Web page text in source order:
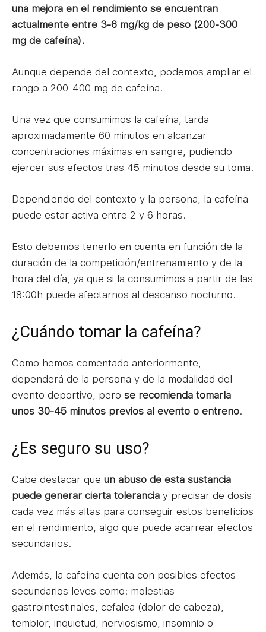
una mejora en el rendimiento se encuentran
actualmente entre 3-6 mg/kg de peso (200-300
mg de cafeína).
Aunque depende del contexto, podemos ampliar el
rango a 200-400 mg de cafeína.
Una vez que consumimos la cafeína, tarda
aproximadamente 60 minutos en alcanzar
concentraciones máximas en sangre, pudiendo
ejercer sus efectos tras 45 minutos desde su toma.
Dependiendo del contexto y la persona, la cafeína
puede estar activa entre 2 y 6 horas.
Esto debemos tenerlo en cuenta en función de la
duración de la competición/entrenamiento y de la
hora del día, ya que si la consumimos a partir de las
18:00h puede afectarnos al descanso nocturno.
¿Cuándo tomar la cafeína?
Como hemos comentado anteriormente,
dependerá de la persona y de la modalidad del
evento deportivo, pero se recomienda tomarla
unos 30-45 minutos previos al evento o entreno.
¿Es seguro su uso?
Cabe destacar que un abuso de esta sustancia
puede generar cierta tolerancia y precisar de dosis
cada vez más altas para conseguir estos beneficios
en el rendimiento, algo que puede acarrear efectos
secundarios.
Además, la cafeína cuenta con posibles efectos
secundarios leves como: molestias
gastrointestinales, cefalea (dolor de cabeza),
temblor, inquietud, nerviosismo, insomnio o